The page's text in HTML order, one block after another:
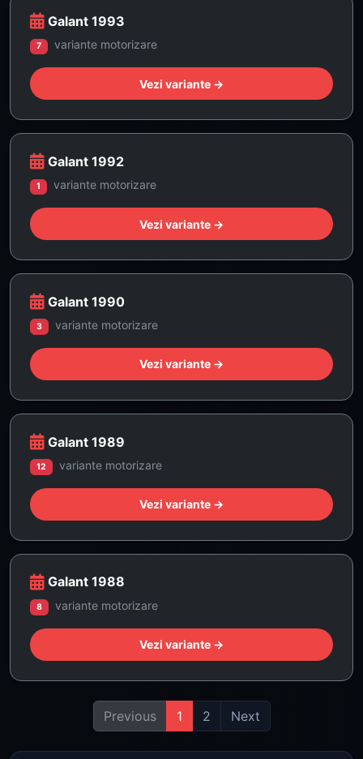
Galant 1993
7 variante motorizare
Vezi variante →
Galant 1992
1 variante motorizare
Vezi variante →
Galant 1990
3 variante motorizare
Vezi variante →
Galant 1989
12 variante motorizare
Vezi variante →
Galant 1988
8 variante motorizare
Vezi variante →
Previous 1 2 Next